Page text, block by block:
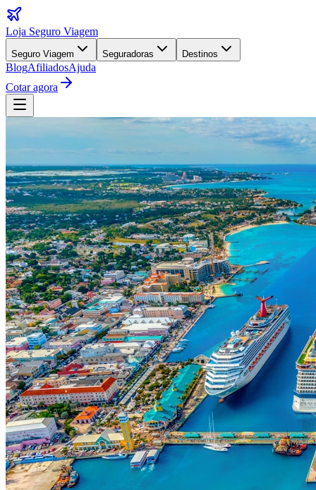
Loja Seguro Viagem
Seguro Viagem Seguradoras Destinos
BlogAfiliadosAjuda
Cotar agora